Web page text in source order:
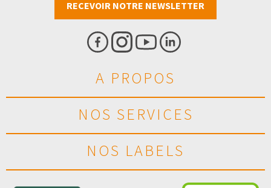
RECEVOIR NOTRE NEWSLETTER
A PROPOS
NOS SERVICES
NOS LABELS